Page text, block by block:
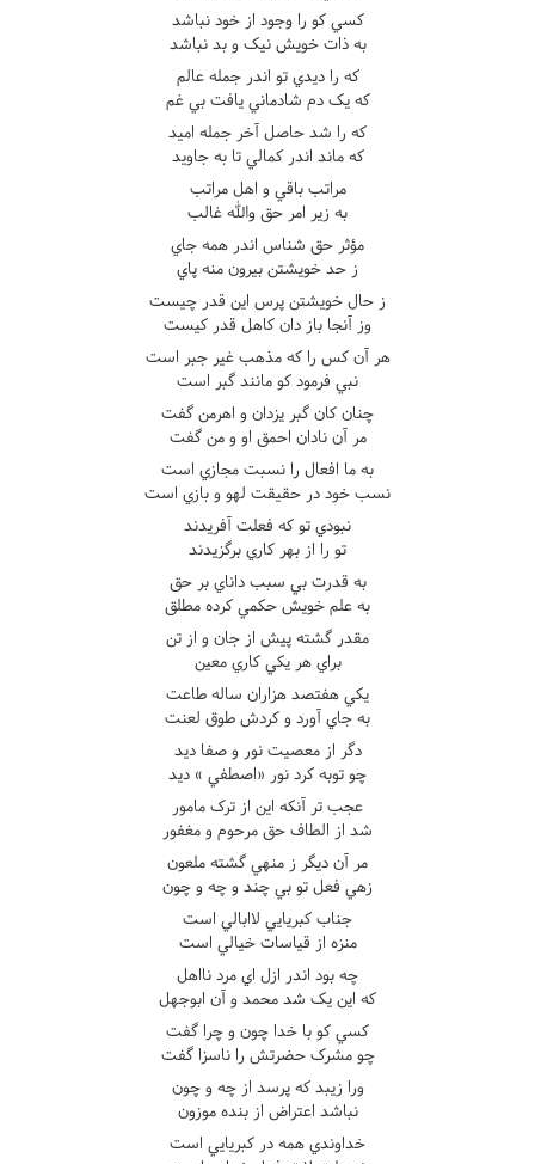
کسي کو را وجود از خود نباشد
به ذات خويش نيک و بد نباشد
که را ديدي تو اندر جمله عالم
که يک دم شادماني يافت بي غم
که را شد حاصل آخر جمله اميد
که ماند اندر کمالي تا به جاويد
مراتب باقي و اهل مراتب
به زير امر حق والله غالب
مؤثر حق شناس اندر همه جاي
ز حد خويشتن بيرون منه پاي
ز حال خويشتن پرس اين قدر چيست
وز آنجا باز دان کاهل قدر کيست
هر آن کس را که مذهب غير جبر است
نبي فرمود کو مانند گبر است
چنان کان گبر يزدان و اهرمن گفت
مر آن نادان احمق او و من گفت
به ما افعال را نسبت مجازي است
نسب خود در حقيقت لهو و بازي است
نبودي تو که فعلت آفريدند
تو را از بهر کاري برگزيدند
به قدرت بي سبب داناي بر حق
به علم خويش حکمي کرده مطلق
مقدر گشته پيش از جان و از تن
براي هر يکي کاري معين
يکي هفتصد هزاران ساله طاعت
به جاي آورد و کردش طوق لعنت
دگر از معصيت نور و صفا ديد
چو توبه کرد نور «اصطفي » ديد
عجب تر آنکه اين از ترک مامور
شد از الطاف حق مرحوم و مغفور
مر آن ديگر ز منهي گشته ملعون
زهي فعل تو بي چند و چه و چون
جناب کبريايي لاابالي است
منزه از قياسات خيالي است
چه بود اندر ازل اي مرد نااهل
که اين يک شد محمد و آن ابوجهل
کسي کو با خدا چون و چرا گفت
چو مشرک حضرتش را ناسزا گفت
ورا زيبد که پرسد از چه و چون
نباشد اعتراض از بنده موزون
خداوندي همه در کبريايي است